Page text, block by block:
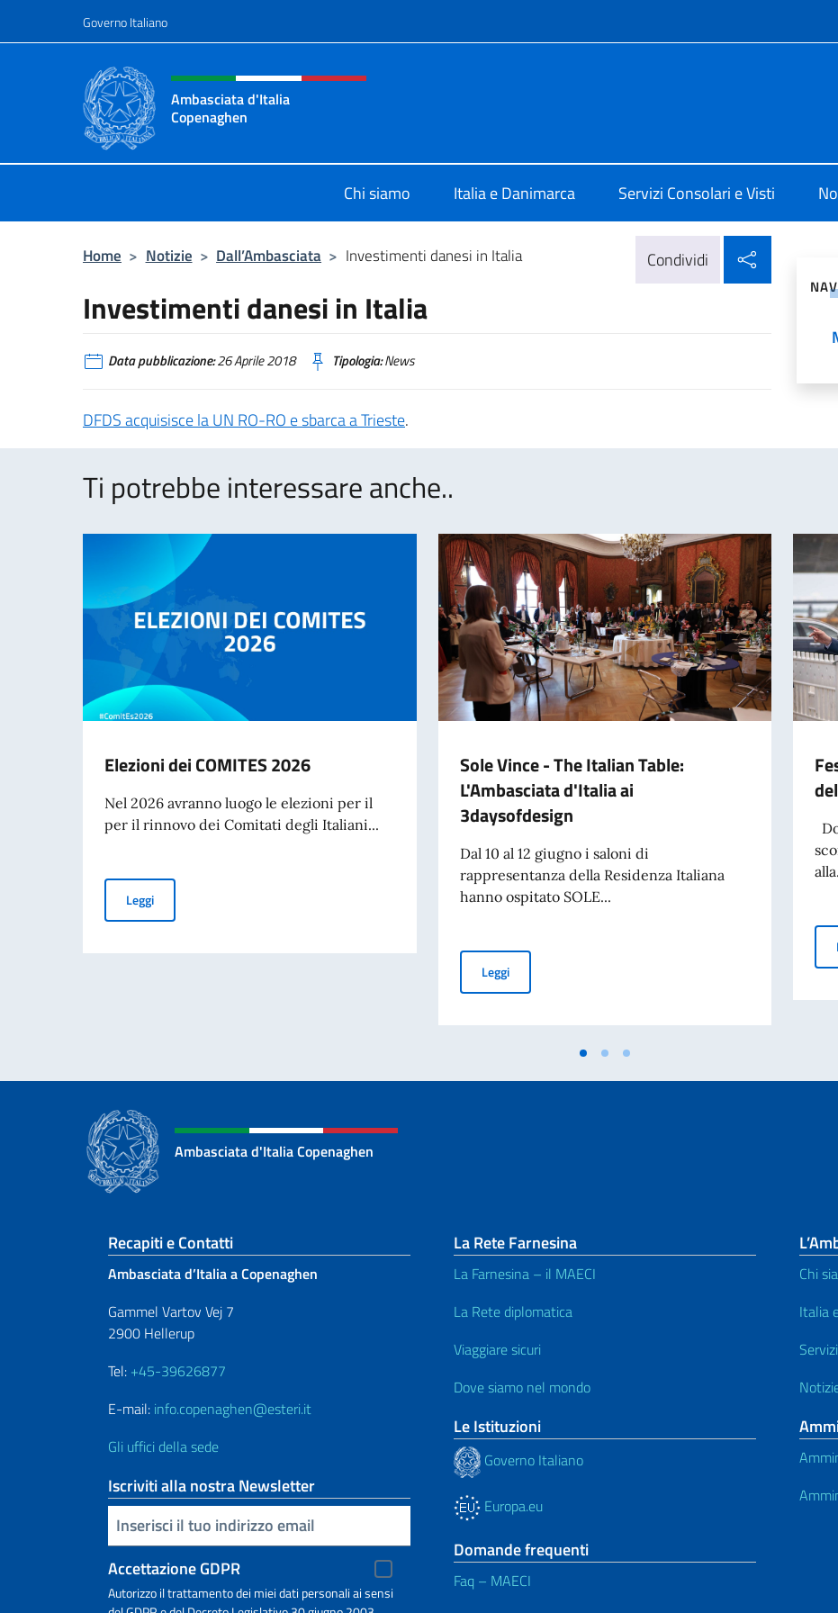
Governo Italiano
Intestazione sito, social e menù
Ambasciata d'Italia
Copenaghen
Chi siamo Italia e Danimarca Servizi Consolari e Visti
Home > Notizie > Dall’Ambasciata > Investimenti danesi in Italia Condividi
Investimenti danesi in Italia
Data pubblicazione:26 Aprile 2018 Tipologia:News
DFDS acquisisce la UN RO-RO e sbarca a Trieste.
Ti potrebbe interessare anche..
Elezioni dei COMITES 2026
Nel 2026 avranno luogo le elezioni per il
per il rinnovo dei Comitati degli Italiani...
LeggiElezioni dei COMITES 2026
Sole Vince - The Italian Table:
L'Ambasciata d'Italia ai
3daysofdesign
Dal 10 al 12 giugno i saloni di
rappresentanza della Residenza Italiana
hanno ospitato SOLE...
LeggiSole Vince - The Italian Table: L'Ambasciata d'Italia ai
Ambasciata d'Italia Copenaghen
Sezione footer
Recapiti e Contatti
Ambasciata d’Italia a Copenaghen
Gammel Vartov Vej 7
2900 Hellerup
Tel: +45-39626877
E-mail: info.copenaghen@esteri.it
Gli uffici della sede
Iscriviti alla nostra Newsletter
Inserisci la tua email
Accettazione GDPR
Autorizzo il trattamento dei miei dati personali ai sensi
La Rete Farnesina
La Farnesina – il MAECI
La Rete diplomatica
Viaggiare sicuri
Dove siamo nel mondo
Le Istituzioni
Governo Italiano
Europa.eu
Domande frequenti
Faq – MAECI
Chi
Italia